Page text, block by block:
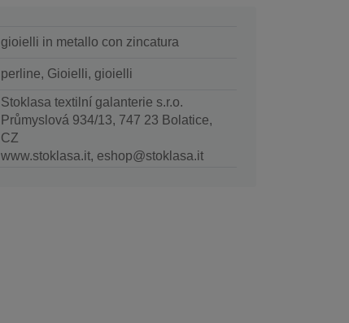
gioielli in metallo con zincatura
perline, Gioielli, gioielli
Stoklasa textilní galanterie s.r.o.
Průmyslová 934/13, 747 23 Bolatice,
CZ
www.stoklasa.it, eshop@stoklasa.it